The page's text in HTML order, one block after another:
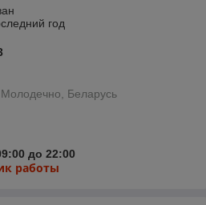
год
Беларусь
до 22:00
работы